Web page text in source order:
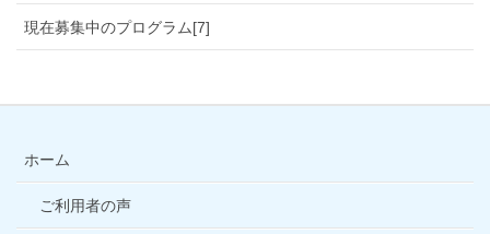
現在募集中のプログラム[7]
ホーム
ご利用者の声